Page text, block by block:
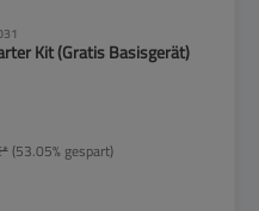
Kit (Gratis Basisgerät)
(53.05% gespart)